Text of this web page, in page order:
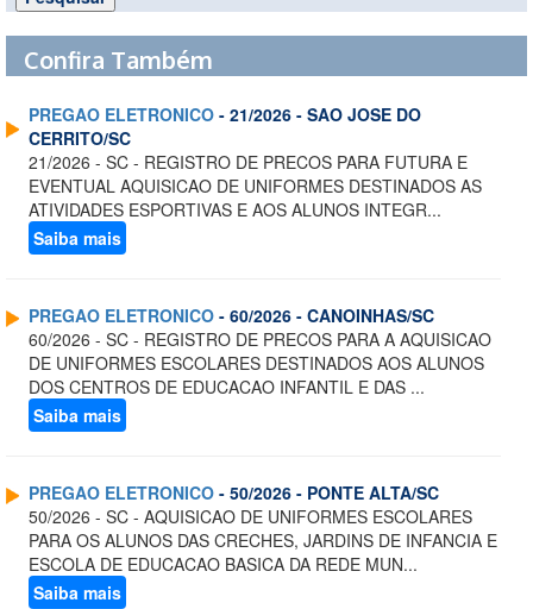
Confira Também
PREGAO ELETRONICO - 21/2026 - SAO JOSE DO
CERRITO/SC
21/2026 - SC - REGISTRO DE PRECOS PARA FUTURA E
EVENTUAL AQUISICAO DE UNIFORMES DESTINADOS AS
ATIVIDADES ESPORTIVAS E AOS ALUNOS INTEGR...
Saiba mais
PREGAO ELETRONICO - 60/2026 - CANOINHAS/SC
60/2026 - SC - REGISTRO DE PRECOS PARA A AQUISICAO
DE UNIFORMES ESCOLARES DESTINADOS AOS ALUNOS
DOS CENTROS DE EDUCACAO INFANTIL E DAS ...
Saiba mais
PREGAO ELETRONICO - 50/2026 - PONTE ALTA/SC
50/2026 - SC - AQUISICAO DE UNIFORMES ESCOLARES
PARA OS ALUNOS DAS CRECHES, JARDINS DE INFANCIA E
ESCOLA DE EDUCACAO BASICA DA REDE MUN...
Saiba mais